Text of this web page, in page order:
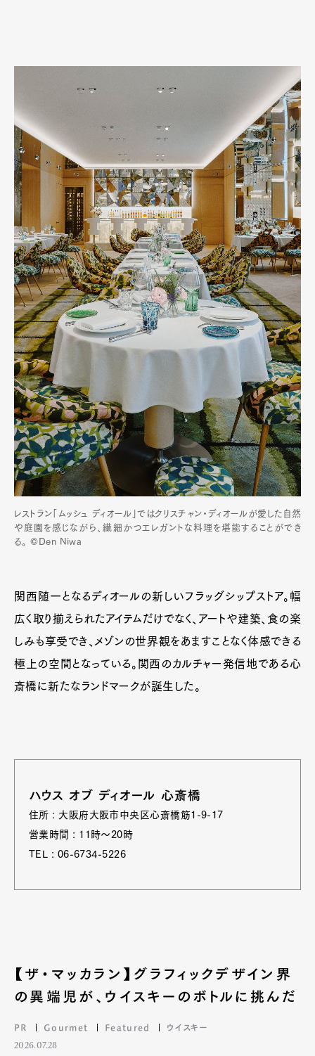
レストラン「ムッシュ ディオール」ではクリスチャン・ディオールが愛した自然
や庭園を感じながら、繊細かつエレガントな料理を堪能することができ
る。 ©Den Niwa
関西随一となるディオールの新しいフラッグシップストア。幅
広く取り揃えられたアイテムだけでなく、アートや建築、食の楽
しみも享受でき、メゾンの世界観をあますことなく体感できる
極上の空間となっている。関西のカルチャー発信地である心
斎橋に新たなランドマークが誕生した。
ハウス オブ ディオール 心斎橋
住所 : 大阪府大阪市中央区心斎橋筋1-9-17
営業時間 : 11時～20時
TEL : 06-6734-5226
【ザ・マッカラン】グラフィックデザイン界
の異端児が、ウイスキーのボトルに挑んだ
PR Gourmet Featured ウイスキー
2026.07.28